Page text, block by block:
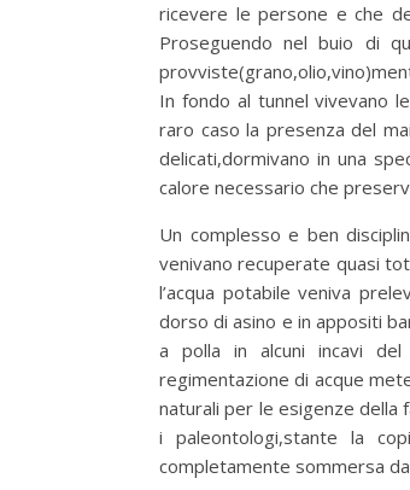
ricevere le persone e che
Proseguendo nel buio di
In fondo al tunnel vivevano
raro caso la presenza del
delicati,dormivano in una
calore necessario che
Un complesso e ben
venivano recuperate quasi
l’acqua potabile veniva
dorso di asino e in appositi
a polla in alcuni incavi del
regimentazione di acque
naturali per le esigenze della
i paleontologi,stante la
completamente sommersa